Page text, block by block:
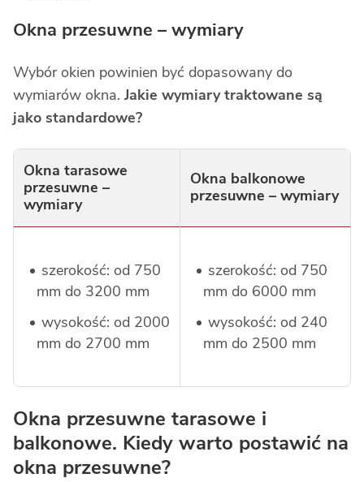
Okna przesuwne – wymiary
Wybór okien powinien być dopasowany do
wymiarów okna. Jakie wymiary traktowane są
jako standardowe?
Okna tarasowe
przesuwne –
wymiary
Okna balkonowe
przesuwne – wymiary
szerokość: od 750
mm do 3200 mm
wysokość: od 2000
mm do 2700 mm
szerokość: od 750
mm do 6000 mm
wysokość: od 240
mm do 2500 mm
Okna przesuwne tarasowe i
balkonowe. Kiedy warto postawić na
okna przesuwne?